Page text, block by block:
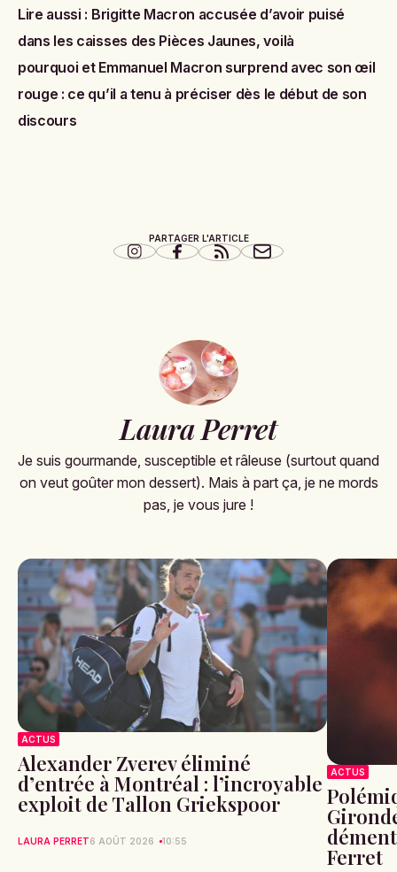
Lire aussi : Brigitte Macron accusée d’avoir puisé
dans les caisses des Pièces Jaunes, voilà
pourquoi et Emmanuel Macron surprend avec son œil
rouge : ce qu’il a tenu à préciser dès le début de son
discours
PARTAGER L'ARTICLE
Laura Perret
Je suis gourmande, susceptible et râleuse (surtout quand
on veut goûter mon dessert). Mais à part ça, je ne mords
pas, je vous jure !
ACTUS
Alexander Zverev éliminé
d’entrée à Montréal : l’incroyable
exploit de Tallon Griekspoor
LAURA PERRET6 AOÛT 2026 10:55
ACTUS
Ferret